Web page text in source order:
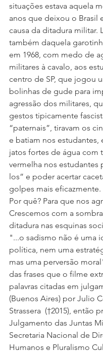
situações estava aquela
anos que deixou o Brasil
causa da ditadura militar.
também daquela
em 1968, com medo de
militares à cavalo, aos
centro de SP, que jogou
bolinhas de gude para
agressão dos militares,
gestos tipicamente
“paternais”, tiravam os
e batiam nos estudantes,
jatos fortes de água com
vermelha nos estudantes
los” e poder acertar
golpes mais eficazmente.
Por quê? Para que nos
Crescemos com a
ditadura nas esquinas
"...o sadismo não é uma
política, nem uma
mas uma perversão
das frases que o filme
palavras citadas em
(Buenos Aires) por Julio
Strassera  (†2015), então
Julgamento das Juntas
Secretaria Nacional de
Humanos e Pluralismo